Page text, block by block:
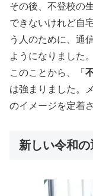
その後、不登校の
できないけれど自
う人のために、通
ようになりました。
このことから、「
は強まりました。
のイメージを定着
新しい令和